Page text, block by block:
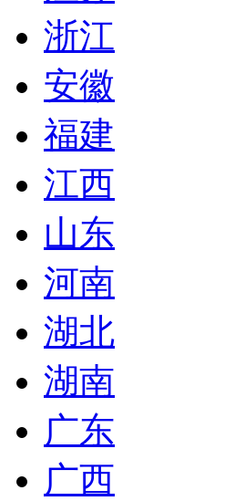
浙江
安徽
福建
江西
山东
河南
湖北
湖南
广东
广西